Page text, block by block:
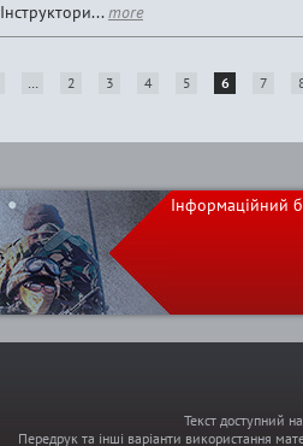
Інструктори...more
… 2 3 4 5 6 7
Інформаційний
Текст доступний
Передрук та інші варіанти використання